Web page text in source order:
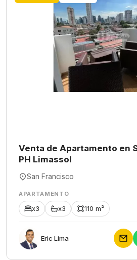
Venta de Apartamento en
PH Limassol
San Francisco
APARTAMENTO
x3 x3 110 m²
Eric Lima